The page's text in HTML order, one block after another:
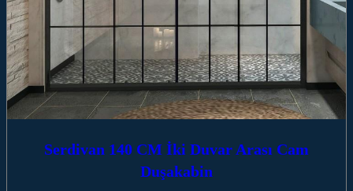
Serdivan 140 CM İki Duvar Arası Cam
Duşakabin